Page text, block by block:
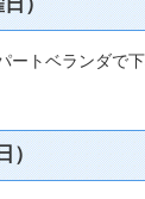
ートベランダで
）